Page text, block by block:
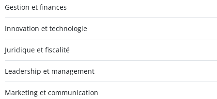
Gestion et finances
Innovation et technologie
Juridique et fiscalité
Leadership et management
Marketing et communication